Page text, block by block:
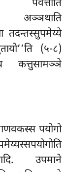
पवत्तीति
अञ्ञथाति
तदन्तस्सुपमेय्ये
(५-८)
कत्तुसामञ्ञे
पयोगो
उपमाने